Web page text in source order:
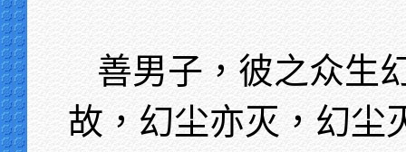
善男子，彼之众生
故，幻尘亦灭，幻尘